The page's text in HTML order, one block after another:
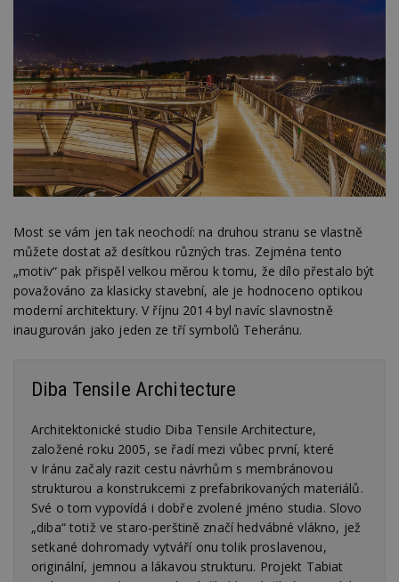
Most se vám jen tak neochodí: na druhou stranu se vlastně
můžete dostat až desítkou různých tras. Zejména tento
„motiv“ pak přispěl velkou měrou k tomu, že dílo přestalo být
považováno za klasicky stavební, ale je hodnoceno optikou
moderní architektury. V říjnu 2014 byl navíc slavnostně
inaugurován jako jeden ze tří symbolů Teheránu.
Diba Tensile Architecture
Architektonické studio Diba Tensile Architecture,
založené roku 2005, se řadí mezi vůbec první, které
v Iránu začaly razit cestu návrhům s membránovou
strukturou a konstrukcemi z prefabrikovaných materiálů.
Své o tom vypovídá i dobře zvolené jméno studia. Slovo
„diba“ totiž ve staro-perštině značí hedvábné vlákno, jež
setkané dohromady vytváří onu tolik proslavenou,
originální, jemnou a lákavou strukturu. Projekt Tabiat